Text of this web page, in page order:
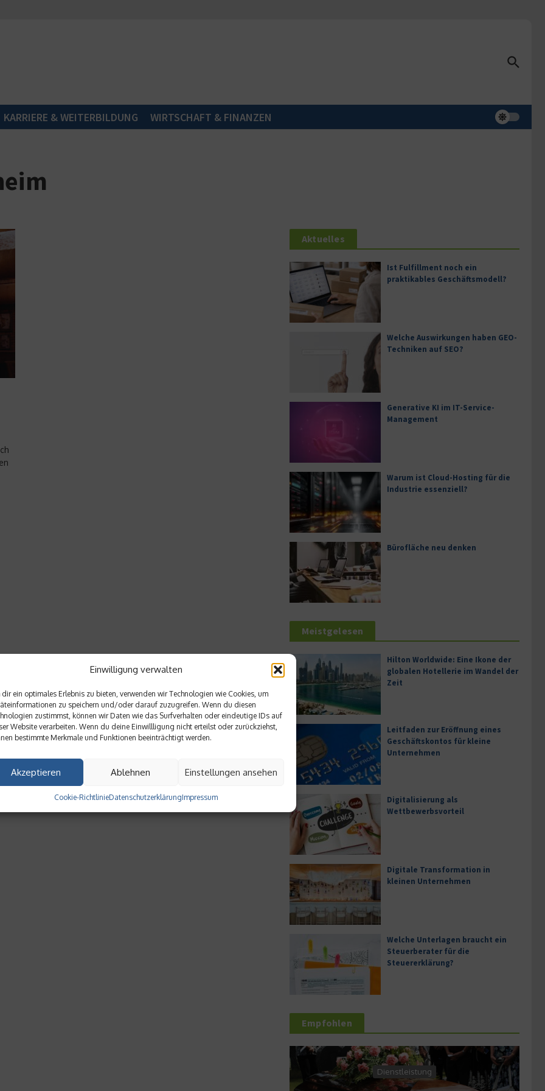
Einwilligung verwalten
dir ein optimales Erlebnis zu bieten, verwenden wir Technologien wie Cookies, um
zu speichern und/oder darauf zuzugreifen. Wenn du diesen
zustimmst, können wir Daten wie das Surfverhalten oder eindeutige IDs auf
Website verarbeiten. Wenn du deine Einwillligung nicht erteilst oder zurückziehst,
bestimmte Merkmale und Funktionen beeinträchtigt werden.
Akzeptieren Ablehnen Einstellungen ansehen
Cookie-RichtlinieDatenschutzerklärungImpressum
KARRIERE & WEITERBILDUNG WIRTSCHAFT & FINANZEN
Aktuelles
Ist Fulfillment noch ein
praktikables Geschäftsmodell?
Welche Auswirkungen haben GEO-
Techniken auf SEO?
Generative KI im IT-Service-
Management
Warum ist Cloud-Hosting für die
Industrie essenziell?
Bürofläche neu denken
Meistgelesen
Hilton Worldwide: Eine Ikone der
globalen Hotellerie im Wandel der
Zeit
Leitfaden zur Eröffnung eines
Geschäftskontos für kleine
Unternehmen
Digitalisierung als
Wettbewerbsvorteil
Digitale Transformation in
kleinen Unternehmen
Welche Unterlagen braucht ein
Steuerberater für die
Steuererklärung?
Empfohlen
Dienstleistung